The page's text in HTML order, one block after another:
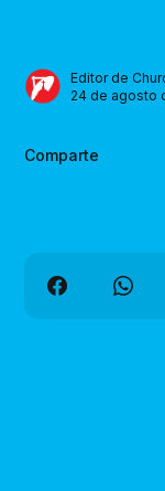
Editor de
24 de agosto
Comparte